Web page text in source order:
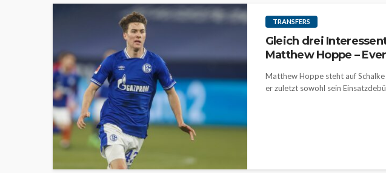
TRANSFERS
Gleich drei
Matthew Hoppe –
Matthew Hoppe steht auf
er zuletzt sowohl sein